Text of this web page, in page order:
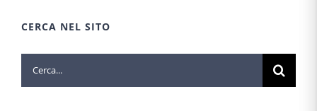
CERCA NEL SITO